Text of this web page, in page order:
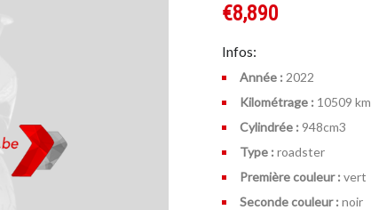
€8,890
Infos:
Année : 2022
Kilométrage : 10509 km
Cylindrée : 948cm3
Type : roadster
Première couleur : vert
Seconde couleur : noir